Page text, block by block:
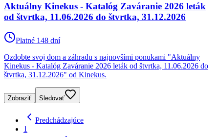
Aktuálny Kinekus - Katalóg Zaváranie 2026 leták
od štvrtka, 11.06.2026 do štvrtka, 31.12.2026
Platné 148 dní
Ozdobte svoj dom a záhradu s najnovšími ponukami "Aktuálny
Kinekus - Katalóg Zaváranie 2026 leták od štvrtka, 11.06.2026 do
štvrtka, 31.12.2026" od Kinekus.
Zobraziť Sledovať
Predchádzajúce
1